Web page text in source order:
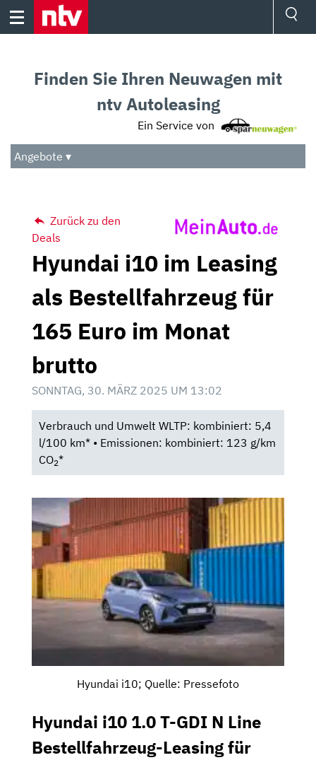
Skip
Audio
Das Beste
Finden Sie Ihren Neuwagen mit
ntv Autoleasing
Ein Service von
Angebote ▾
Zurück zu den
Deals
Hyundai i10 im Leasing
als Bestellfahrzeug für
165 Euro im Monat
brutto
SONNTAG, 30. MÄRZ 2025 UM 13:02
Verbrauch und Umwelt WLTP: kombiniert: 5,4
l/100 km* • Emissionen: kombiniert: 123 g/km
CO2*
Hyundai i10; Quelle: Pressefoto
Hyundai i10 1.0 T-GDI N Line
Bestellfahrzeug-Leasing für